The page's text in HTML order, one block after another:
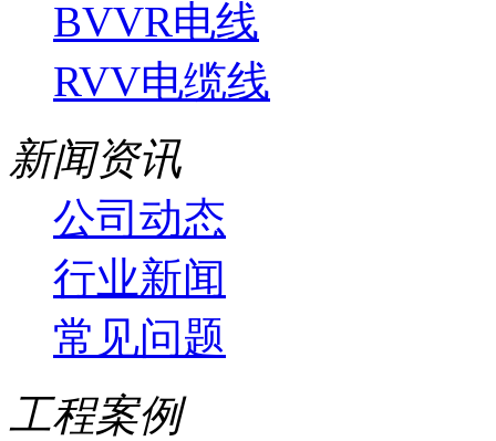
BVVR电线
RVV电缆线
新闻资讯
公司动态
行业新闻
常见问题
工程案例